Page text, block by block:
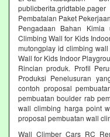
Pembatalan Paket
Pengadaan Bahan
Climbing Wall for Kids
mutongplay id climbing
Wall for Kids Indoor
Rincian produk. Profil
Produksi Penelusuran
contoh proposal
pembuatan boulder rab
wall climbing harga point
proposal pembuatan wall
Wall Climber Cars RC